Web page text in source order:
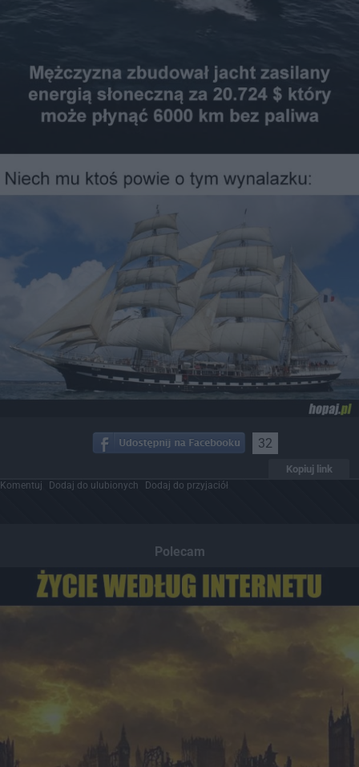
32
Kopiuj link
Komentuj Dodaj do ulubionych Dodaj do przyjaciół
Polecam